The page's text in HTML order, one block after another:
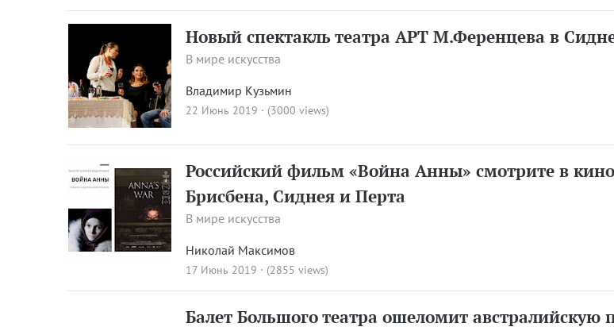
Новый спектакль театра АРТ М.Ференцева в
В мире искусства
Владимир Кузьмин
22 Июнь 2019 · (3000 views)
Российский фильм «Война Анны» смотрите в
Брисбена, Сиднея и Перта
В мире искусства
Николай Максимов
17 Июнь 2019 · (2855 views)
Балет Большого театра ошеломит австралийскую